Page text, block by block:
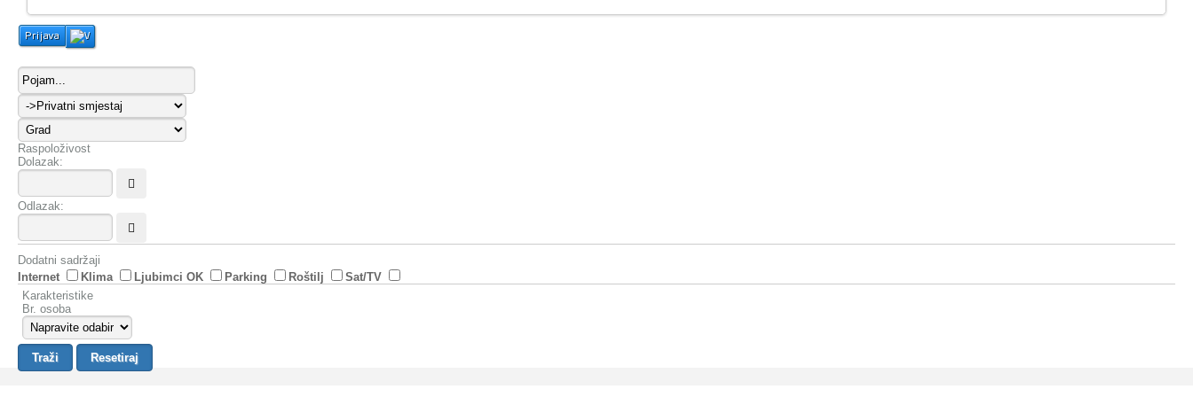
Prijava
Raspoloživost
Dolazak:
Odlazak:
Dodatni sadržaji
Internet
Klima Ljubimci OK Parking Roštilj
Sat/TV
Karakteristike
Br. osoba